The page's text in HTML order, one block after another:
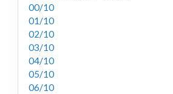
00/10
01/10
02/10
03/10
04/10
05/10
06/10